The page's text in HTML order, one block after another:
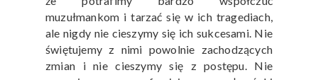
muzułmankom i tarzać się w ich tragediach,
ale nigdy nie cieszymy się ich sukcesami. Nie
świętujemy z nimi powolnie zachodzących
zmian i nie cieszymy się z postępu. Nie